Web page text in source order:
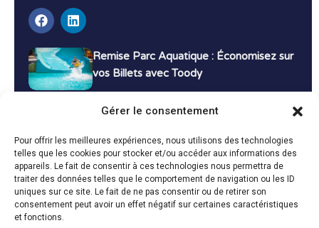
Gérer le consentement
Pour offrir les meilleures expériences, nous utilisons des technologies
telles que les cookies pour stocker et/ou accéder aux informations des
appareils. Le fait de consentir à ces technologies nous permettra de
traiter des données telles que le comportement de navigation ou les ID
uniques sur ce site. Le fait de ne pas consentir ou de retirer son
consentement peut avoir un effet négatif sur certaines caractéristiques
et fonctions.
Remise Parc Aquatique : Économisez sur
vos Billets avec Toody
Bons Plans Voyage : Économisez sur vos
Vacances avec Toody
13 décembre 2024 Bon plans